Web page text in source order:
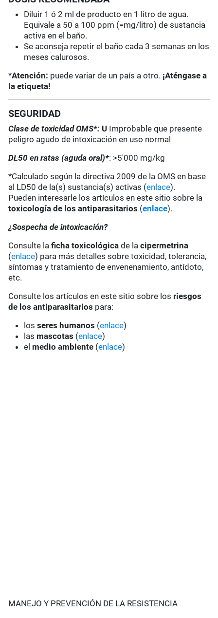
Diluir 1 ó 2 ml de producto en 1 litro de agua.
Equivale a 50 a 100 ppm (=mg/litro) de sustancia
activa en el baño.
Se aconseja repetir el baño cada 3 semanas en los
meses calurosos.
*Atención: puede variar de un país a otro. ¡Aténgase a
la etiqueta!
SEGURIDAD
Clase de toxicidad OMS*: U Improbable que presente
peligro agudo de intoxicación en uso normal
DL50 en ratas (aguda oral)*: >5'000 mg/kg
*Calculado según la directiva 2009 de la OMS en base
al LD50 de la(s) sustancia(s) activas (enlace).
Pueden interesarle los artículos en este sitio sobre la
toxicología de los antiparasitarios (enlace).
¿Sospecha de intoxicación?
Consulte laficha toxicológica de lacipermetrina
(enlace) para más detalles sobre toxicidad, tolerancia,
síntomas y tratamiento de envenenamiento, antídoto,
etc.
Consulte los artículos en este sitio sobre los riesgos
de los antiparasitarios para:
losseres humanos (enlace)
las mascotas (enlace)
el medio ambiente (enlace)
MANEJO Y PREVENCIÓN DE LA RESISTENCIA